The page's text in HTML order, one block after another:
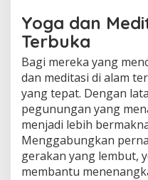
Yoga dan
Terbuka
Bagi mereka yang
dan meditasi di alam
yang tepat. Dengan
pegunungan yang
menjadi lebih
Menggabungkan
gerakan yang lembut,
membantu